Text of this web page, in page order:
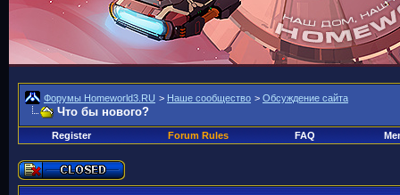
Форумы Homeworld3.RU > Наше сообщество > Обсуждение сайта
Что бы нового?
Register Forum Rules FAQ